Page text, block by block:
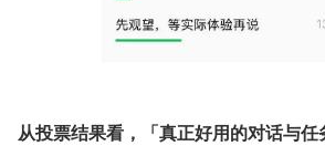
从投票结果看，「真正好用的对话与